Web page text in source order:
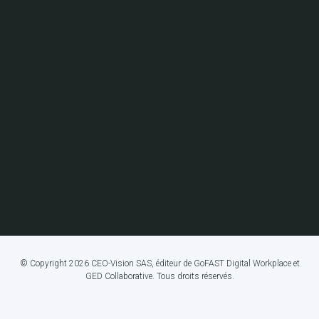
© Copyright 2026 CEO-Vision SAS, éditeur de GoFAST Digital Workplace et
GED Collaborative. Tous droits réservés.